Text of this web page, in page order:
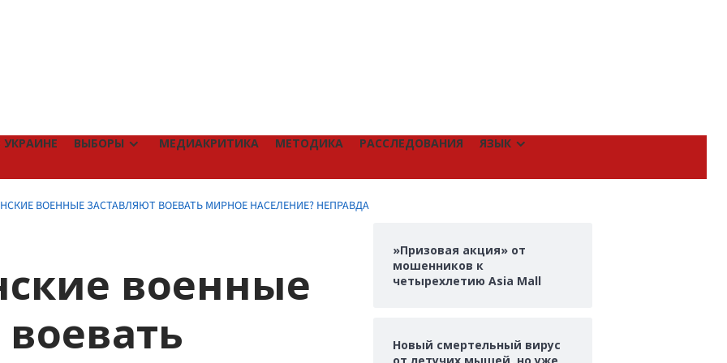
ВЫБОРЫ МЕДИАКРИТИКА МЕТОДИКА РАССЛЕДОВАНИЯ ЯЗЫК
ВОЕННЫЕ ЗАСТАВЛЯЮТ ВОЕВАТЬ МИРНОЕ НАСЕЛЕНИЕ? НЕПРАВДА
военные
»Призовая акция» от
мошенников к
четырехлетию Asia Mall
Новый смертельный вирус